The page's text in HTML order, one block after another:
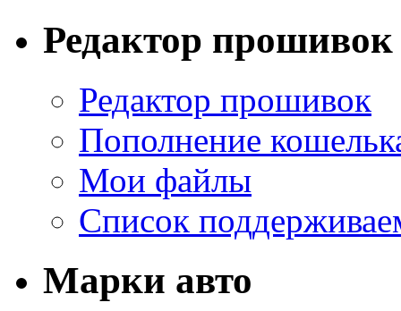
Редактор прошивок
Редактор прошивок
Пополнение
Мои файлы
Список
Марки авто